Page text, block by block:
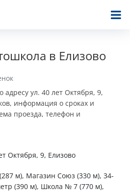
в Елизово
ул. 40 лет Октября, 9,
информация о сроках и
проезда, телефон и
Октября, 9, Елизово
м), Магазин Союз (330 м), 34-
(390 м), Школа № 7 (770 м),